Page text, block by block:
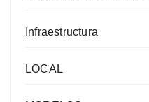
Infraestructura
LOCAL